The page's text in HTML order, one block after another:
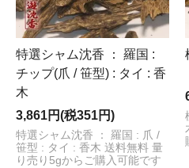
特選シャム沈香 ： 羅国 :
チップ(爪 / 笹型) : タイ : 香
木
3,861円(税351円)
特選シャム沈香 ： 羅国 : 爪 /
笹型 : タイ : 香木 送料無料 量
り売り5gからご購入可能です